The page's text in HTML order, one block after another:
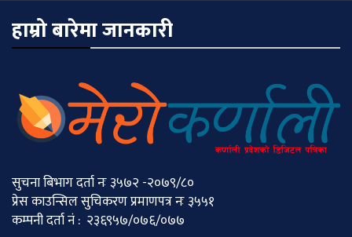
हाम्रो बारेमा जानकारी
सुचना बिभाग दर्ता नः ३५७२ -२०७९/८०
प्रेस काउन्सिल सुचिकरण प्रमाणपत्र नः ३५५१
कम्पनी दर्ता नं : २३६९५७/०७६/०७७